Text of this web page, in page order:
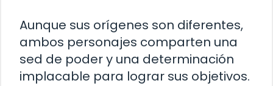
Aunque sus orígenes son diferentes,
ambos personajes comparten una
sed de poder y una determinación
implacable para lograr sus objetivos.